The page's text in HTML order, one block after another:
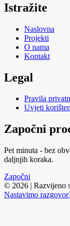
Istražite
Naslovna
Projekti
O nama
Kontakt
Legal
Pravila
Uvjeti
Započni
Pet minuta - bez
daljnjih koraka.
Započni
© 2026 | Razvijeno
Nastavimo